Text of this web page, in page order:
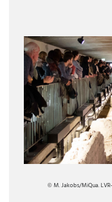
© M. Jakobs/MiQua.